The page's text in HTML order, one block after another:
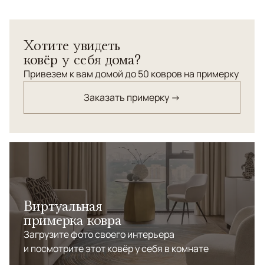
шерсти и шелка. Отлично подойдет в интерьер с
антикварной мебелью, в классический кабинет в
"английском" стиле.
Хотите увидеть
ковёр у себя дома?
Привезем к вам домой до 50 ковров на примерку
Заказать примерку →
Виртуальная
примерка ковра
Загрузите фото своего интерьера
и посмотрите этот ковёр у себя в комнате